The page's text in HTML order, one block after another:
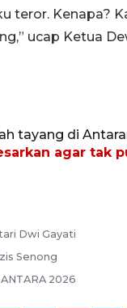
teror. Kenapa?
ucap Ketua
tayang di
agar tak
Dwi Gayati
Senong
ANTARA 2026